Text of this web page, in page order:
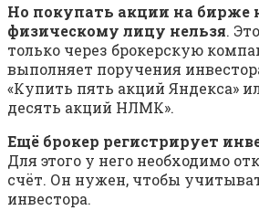
Но покупать акции на бирже
физическому лицу нельзя.
только через брокерскую
выполняет поручения
«Купить пять акций Яндекса»
десять акций НЛМК».
Ещё брокер регистрирует
Для этого у него необходимо
счёт. Он нужен, чтобы
инвестора.